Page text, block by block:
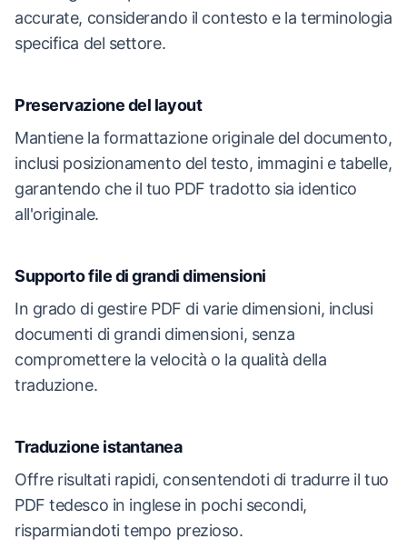
accurate, considerando il contesto e la terminologia
specifica del settore.
Preservazione del layout
Mantiene la formattazione originale del documento,
inclusi posizionamento del testo, immagini e tabelle,
garantendo che il tuo PDF tradotto sia identico
all'originale.
Supporto file di grandi dimensioni
In grado di gestire PDF di varie dimensioni, inclusi
documenti di grandi dimensioni, senza
compromettere la velocità o la qualità della
traduzione.
Traduzione istantanea
Offre risultati rapidi, consentendoti di tradurre il tuo
PDF tedesco in inglese in pochi secondi,
risparmiandoti tempo prezioso.